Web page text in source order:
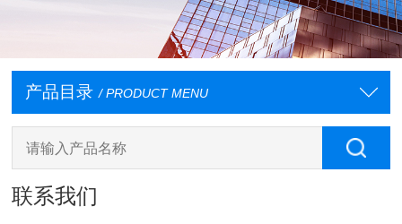
产品目录 / PRODUCT MENU
联系我们